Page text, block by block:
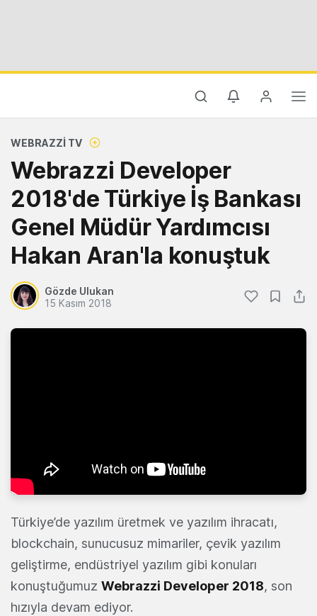
WEBRAZZI TV
Webrazzi Developer
2018'de Türkiye İş Bankası
Genel Müdür Yardımcısı
Hakan Aran'la konuştuk
Gözde Ulukan
15 Kasım 2018
Türkiye’de yazılım üretmek ve yazılım ihracatı,
blockchain, sunucusuz mimariler, çevik yazılım
geliştirme, endüstriyel yazılım gibi konuları
konuştuğumuz Webrazzi Developer 2018, son
hızıyla devam ediyor.